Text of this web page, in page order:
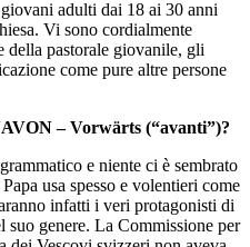
adulti dai 18 ai 30 anni
Vi sono cordialmente
della pastorale giovanile, gli
come pure altre persone
– Vorwärts (“avanti”)?
e niente ci è sembrato
usa spesso e volentieri come
infatti i veri protagonisti di
suo genere. La Commissione per